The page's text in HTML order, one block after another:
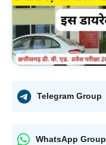
Telegram Group
WhatsApp Group